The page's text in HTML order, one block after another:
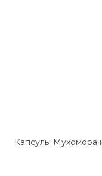
Капсулы Мухомора